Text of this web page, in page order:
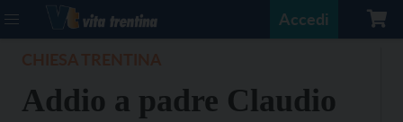
Accedi
Addio a padre Claudio